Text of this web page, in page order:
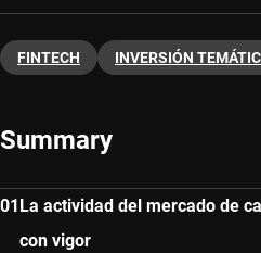
FINTECH INVERSIÓN
Summary
La actividad del mercado de
con vigor